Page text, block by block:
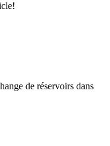
de réservoirs dans